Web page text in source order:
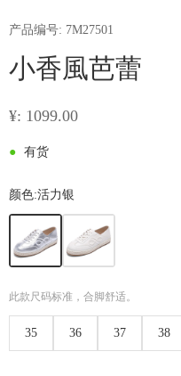
产品编号: 7M27501
小香風芭蕾
¥: 1099.00
● 有货
颜色:活力银
此款尺码标准，合脚舒适。
35 36 37 38